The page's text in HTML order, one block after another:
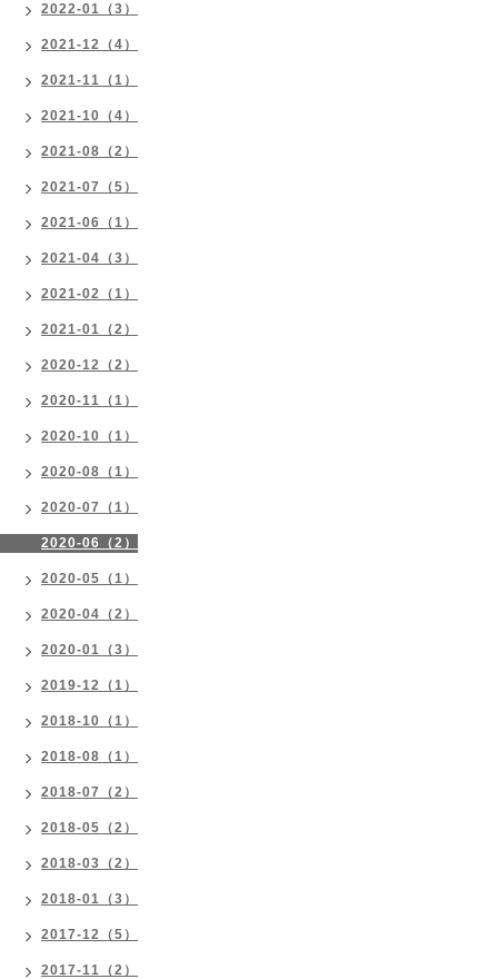
2022-01（3）
2021-12（4）
2021-11（1）
2021-10（4）
2021-08（2）
2021-07（5）
2021-06（1）
2021-04（3）
2021-02（1）
2021-01（2）
2020-12（2）
2020-11（1）
2020-10（1）
2020-08（1）
2020-07（1）
2020-06（2）
2020-05（1）
2020-04（2）
2020-01（3）
2019-12（1）
2018-10（1）
2018-08（1）
2018-07（2）
2018-05（2）
2018-03（2）
2018-01（3）
2017-12（5）
2017-11（2）